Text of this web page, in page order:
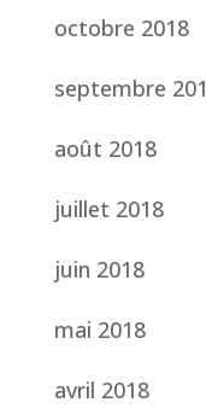
octobre 2018
septembre
août 2018
juillet 2018
juin 2018
mai 2018
avril 2018